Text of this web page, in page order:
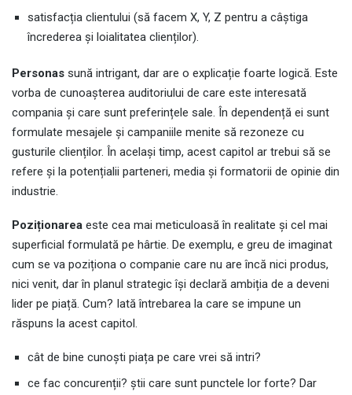
satisfacția clientului (să facem X, Y, Z pentru a câștiga
încrederea și loialitatea clienților).
Personas sună intrigant, dar are o explicație foarte logică. Este
vorba de cunoașterea auditoriului de care este interesată
compania și care sunt preferințele sale. În dependență ei sunt
formulate mesajele și campaniile menite să rezoneze cu
gusturile clienților. În același timp, acest capitol ar trebui să se
refere și la potențialii parteneri, media și formatorii de opinie din
industrie.
Poziționarea este cea mai meticuloasă în realitate și cel mai
superficial formulată pe hârtie. De exemplu, e greu de imaginat
cum se va poziționa o companie care nu are încă nici produs,
nici venit, dar în planul strategic își declară ambiția de a deveni
lider pe piață. Cum? Iată întrebarea la care se impune un
răspuns la acest capitol.
cât de bine cunoști piața pe care vrei să intri?
ce fac concurenții? știi care sunt punctele lor forte? Dar